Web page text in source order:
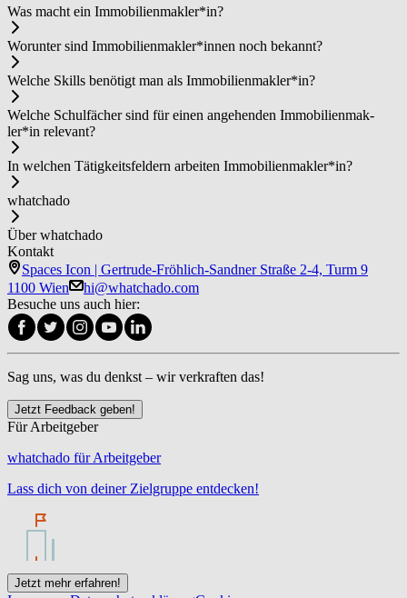
Was macht ein Im­mo­bi­li­en­mak­ler*in?
Worunter sind Im­mo­bi­li­en­mak­ler*in­nen noch bekannt?
Welche Skills benötigt man als Im­mo­bi­li­en­mak­ler*in?
Welche Schulfächer sind für einen angehenden Im­mo­bi­li­en­mak­
ler*in relevant?
In welchen Tätigkeitsfeldern arbeiten Im­mo­bi­li­en­mak­ler*in?
whatchado
Über whatchado
Kontakt
Spaces Icon | Gertrude-Fröhlich-Sandner Straße 2-4, Turm 9
1100 Wien
hi@whatchado.com
Besuche uns auch hier:
Sag uns, was du denkst – wir verkraften das!
Jetzt Feedback geben!
Für Arbeitgeber
whatchado für Arbeitgeber
Lass dich von deiner Zielgruppe entdecken!
Jetzt mehr erfahren!